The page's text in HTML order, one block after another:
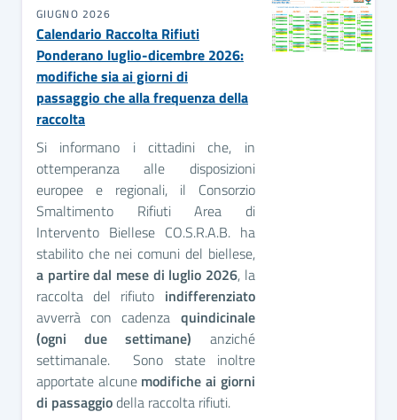
GIUGNO 2026
Calendario Raccolta Rifiuti
Ponderano luglio-dicembre 2026:
modifiche sia ai giorni di
passaggio che alla frequenza della
raccolta
Si informano i cittadini che, in
ottemperanza alle disposizioni
europee e regionali, il Consorzio
Smaltimento Rifiuti Area di
Intervento Biellese CO.S.R.A.B. ha
stabilito che nei comuni del biellese,
a partire dal mese di luglio 2026, la
raccolta del rifiuto indifferenziato
avverrà con cadenza quindicinale
(ogni due settimane) anziché
settimanale. Sono state inoltre
apportate alcunemodifiche ai giorni
di passaggiodella raccolta rifiuti.